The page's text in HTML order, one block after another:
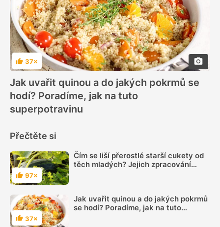
Hodnocení
37×
Jak uvařit quinou a do jakých pokrmů se
hodí? Poradíme, jak na tuto
superpotravinu
Přečtěte si
Hodnocení
97×
Čím se liší přerostlé starší cukety od
těch mladých? Jejich zpracování
Hodnocení
37×
Jak uvařit quinou a do jakých pokrmů
se hodí? Poradíme, jak na tuto